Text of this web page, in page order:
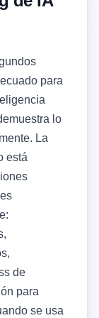
para
lo
La
está
de
para
se usa